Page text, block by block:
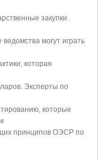
закупки.
могут играть
которая
Эксперты по
которые
принципов ОЭСР по